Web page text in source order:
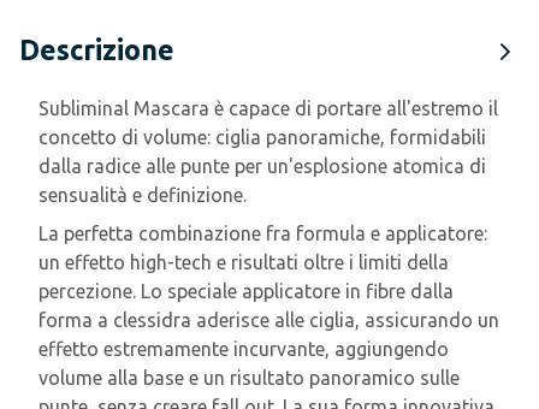
Descrizione
Subliminal Mascara è capace di portare all'estremo il
concetto di volume: ciglia panoramiche, formidabili
dalla radice alle punte per un'esplosione atomica di
sensualità e definizione.
La perfetta combinazione fra formula e applicatore:
un effetto high-tech e risultati oltre i limiti della
percezione. Lo speciale applicatore in fibre dalla
forma a clessidra aderisce alle ciglia, assicurando un
effetto estremamente incurvante, aggiungendo
volume alla base e un risultato panoramico sulle